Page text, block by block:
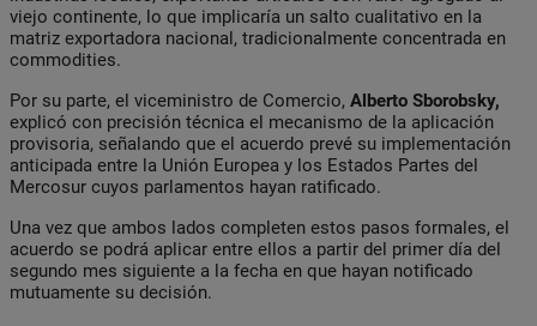
viejo continente, lo que implicaría un salto cualitativo en la
matriz exportadora nacional, tradicionalmente concentrada en
commodities.
Por su parte, el viceministro de Comercio, Alberto Sborobsky,
explicó con precisión técnica el mecanismo de la aplicación
provisoria, señalando que el acuerdo prevé su implementación
anticipada entre la Unión Europea y los Estados Partes del
Mercosur cuyos parlamentos hayan ratificado.
Una vez que ambos lados completen estos pasos formales, el
acuerdo se podrá aplicar entre ellos a partir del primer día del
segundo mes siguiente a la fecha en que hayan notificado
mutuamente su decisión.